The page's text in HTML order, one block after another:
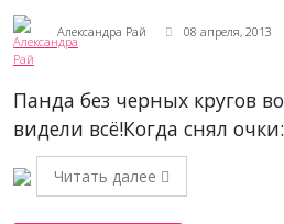
Александра Рай 08 апреля, 2013
Панда без черных кругов
видели всё!Когда снял
Читать далее